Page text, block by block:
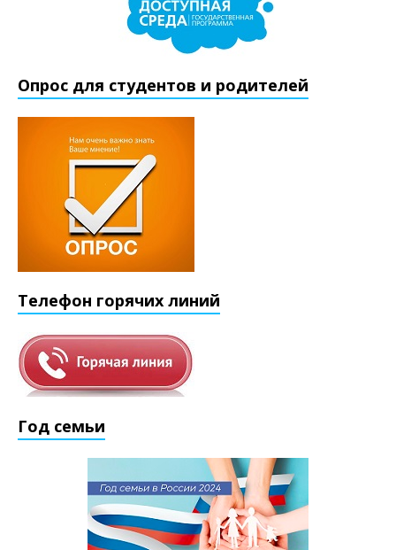
Опрос для студентов и родителей
Телефон горячих линий
Год семьи